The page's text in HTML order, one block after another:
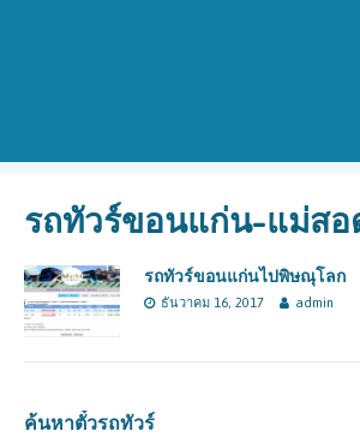
รถทัวร์ขอนแก่น-แม่สอ
รถทัวร์ขอนแก่นไปพิษณุโลก
ธันวาคม 16, 2017 admin
ค้นหาตั๋วรถทัวร์